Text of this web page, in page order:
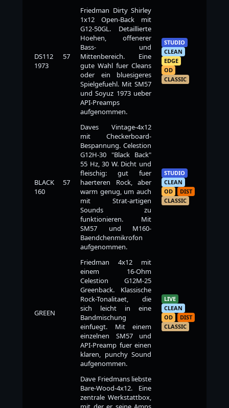
DS112 57
1973
Friedman Dirty Shirley
1x12 Open-Back mit
G12-50GL. Detaillierte
Hoehen, offenerer
Bass- und
Mittenbereich. Eine
gute Wahl fuer Cleans
oder ein bluesigeres
Spielgefuehl. Mit SM57
und Soyuz 1973 ueber
API-Preamps
aufgenommen.
STUDIO
CLEAN
EDGE
OD
CLASSIC
BLACK 57
160
Daves Vintage-4x12
mit Checkerboard-
Bespannung. Celestion
G12H-30 "Black Back"
55 Hz, 30 W. Dicht und
fleischig: gut fuer
haerteren Rock, aber
warm genug, um auch
mit Strat-artigen
Sounds zu
funktionieren. Mit
SM57 und M160-
Baendchenmikrofon
aufgenommen.
STUDIO
CLEAN
OD
DIST
CLASSIC
GREEN
Friedman 4x12 mit
einem 16-Ohm
Celestion G12M-25
Greenback. Klassische
Rock-Tonalitaet, die
sich leicht in eine
Bandmischung
einfuegt. Mit einem
einzelnen SM57 und
API-Preamp fuer einen
klaren, punchy Sound
aufgenommen.
LIVE
CLEAN
OD
DIST
CLASSIC
Dave Friedmans liebste
Bare-Wood-4x12. Eine
zentrale Werkstattbox,